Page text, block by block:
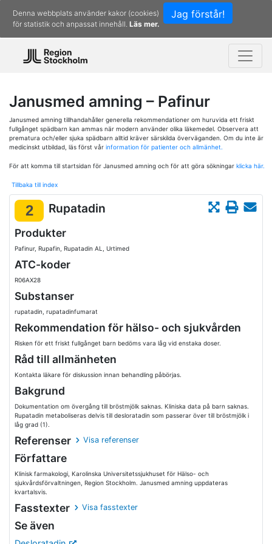
Jag förstår!
Denna webbplats använder kakor (cookies)
för statistik och anpassat innehåll. Läs mer.
Janusmed amning – Pafinur
Janusmed amning tillhandahåller generella rekommendationer om huruvida ett friskt
fullgånget spädbarn kan ammas när modern använder olika läkemedel. Observera att
prematura och/eller sjuka spädbarn alltid kräver särskilda överväganden. Om du inte är
medicinskt utbildad, läs först vår information för patienter och allmänhet.
För att komma till startsidan för Janusmed amning och för att göra sökningar klicka här.
Tillbaka till index
2 Rupatadin
Produkter
Pafinur, Rupafin, Rupatadin AL, Urtimed
ATC-koder
R06AX28
Substanser
rupatadin, rupatadinfumarat
Rekommendation för hälso- och sjukvården
Risken för ett friskt fullgånget barn bedöms vara låg vid enstaka doser.
Råd till allmänheten
Kontakta läkare för diskussion innan behandling påbörjas.
Bakgrund
Dokumentation om övergång till bröstmjölk saknas. Kliniska data på barn saknas.
Rupatadin metaboliseras delvis till desloratadin som passerar över till bröstmjölk i
låg grad (1).
Referenser Visa referenser
Författare
Klinisk farmakologi, Karolinska Universitetssjukhuset för Hälso- och
sjukvårdsförvaltningen, Region Stockholm. Janusmed amning uppdateras
kvartalsvis.
Fasstexter Visa fasstexter
Se även